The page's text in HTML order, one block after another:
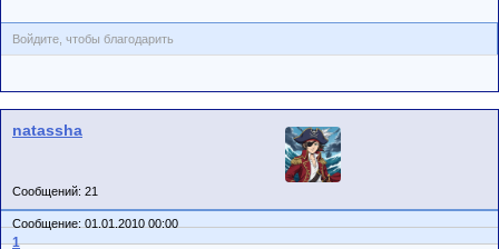
Войдите, чтобы благодарить
natassha
Сообщений: 21
Сообщение: 01.01.2010 00:00
1